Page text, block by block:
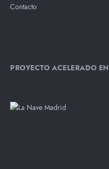
Contacto
PROYECTO ACELERADO